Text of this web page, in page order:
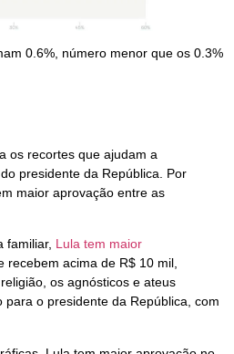
0.6%, número menor que os 0.3%
os recortes que ajudam a
presidente da República. Por
maior aprovação entre as
familiar, Lula tem maior
recebem acima de R$ 10 mil,
os agnósticos e ateus
o presidente da República, com